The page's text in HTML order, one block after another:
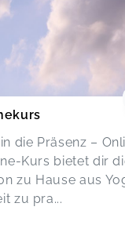
die Präsenz –
Kurs bietet dir
zu Hause aus
zu pra...